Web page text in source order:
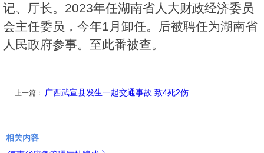
记、厅长。2023年任湖南省人大财政经济委员
会主任委员，今年1月卸任。后被聘任为湖南省
人民政府参事。至此番被查。
上一篇： 广西武宣县发生一起交通事故 致4死2伤
相关内容